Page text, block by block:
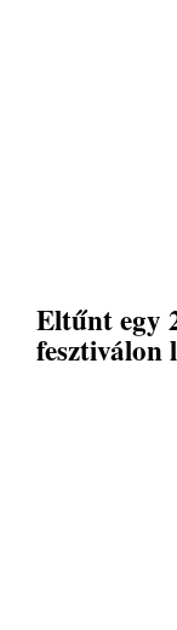
Eltűnt egy